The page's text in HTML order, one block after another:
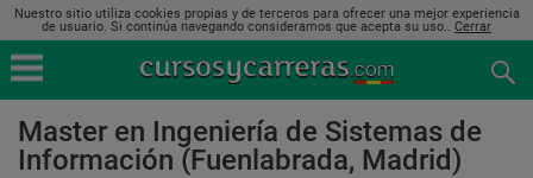
Nuestro sitio utiliza cookies propias y de terceros para ofrecer una mejor experiencia
de usuario. Si continúa navegando consideramos que acepta su uso.. Cerrar
Master en Ingeniería de Sistemas de
Información (Fuenlabrada, Madrid)